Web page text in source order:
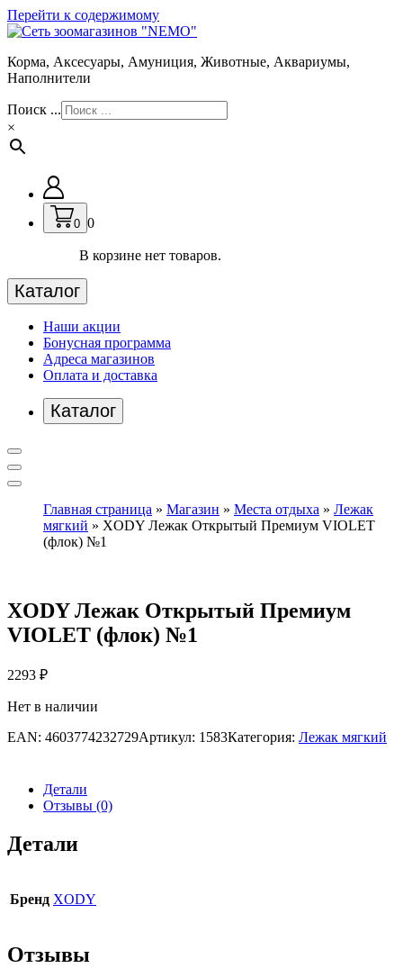
Перейти к содержимому
Корма, Аксесуары, Амуниция, Животные, Аквариумы,
Наполнители
Поиск ...
×
0 0
В корзине нет товаров.
Каталог
Наши акции
Бонусная программа
Адреса магазинов
Оплата и доставка
Каталог
Главная страница » Магазин » Места отдыха » Лежак
мягкий » XODY Лежак Открытый Премиум VIOLET
(флок) №1
XODY Лежак Открытый Премиум
VIOLET (флок) №1
2293 ₽
Нет в наличии
EAN: 4603774232729Артикул: 1583Категория: Лежак мягкий
Детали
Отзывы (0)
Детали
Бренд XODY
Отзывы